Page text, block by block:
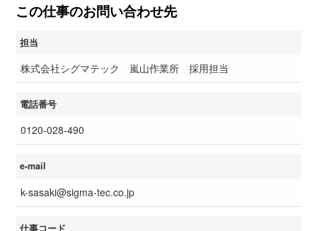
この仕事のお問い合わせ先
担当
株式会社シグマテック 嵐山作業所 採用担当
電話番号
0120-028-490
e-mail
k-sasaki@sigma-tec.co.jp
仕事コード